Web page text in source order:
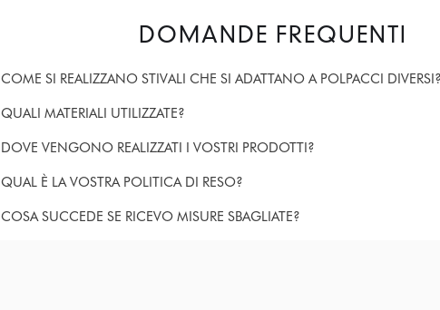
DOMANDE FREQUENTI
COME SI REALIZZANO STIVALI CHE SI ADATTANO A POLPACCI
QUALI MATERIALI UTILIZZATE?
DOVE VENGONO REALIZZATI I VOSTRI PRODOTTI?
QUAL È LA VOSTRA POLITICA DI RESO?
COSA SUCCEDE SE RICEVO MISURE SBAGLIATE?